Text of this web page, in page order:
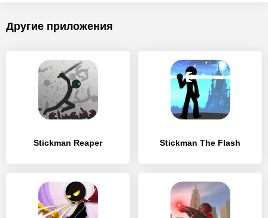
Другие приложения
Stickman Reaper Stickman The Flash